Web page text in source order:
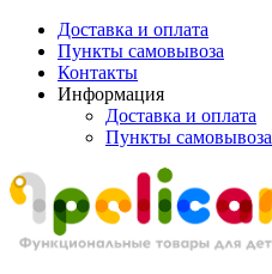
Доставка и оплата
Пункты самовывоза
Контакты
Информация
Доставка и оплата
Пункты самовывоза